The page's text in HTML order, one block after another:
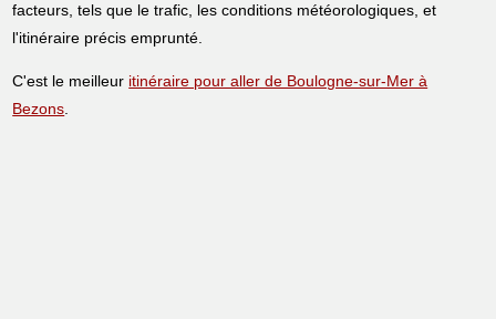
facteurs, tels que le trafic, les conditions météorologiques, et
l'itinéraire précis emprunté.
C'est le meilleur itinéraire pour aller de Boulogne-sur-Mer à
Bezons.